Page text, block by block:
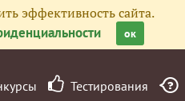
эффективность сайта.
ок
Тестирования